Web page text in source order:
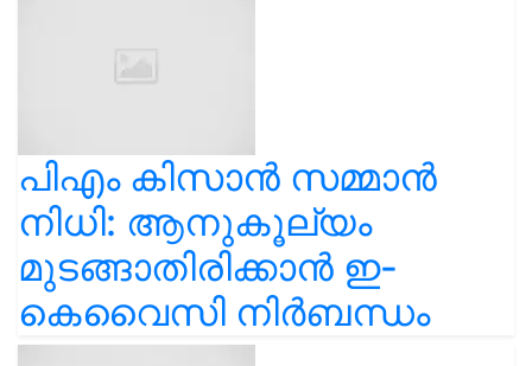
പിഎം കിസാൻ സമ്മാൻ
നിധി: ആനുകൂല്യം
മുടങ്ങാതിരിക്കാൻ ഇ-
കെവൈസി നിർബന്ധം